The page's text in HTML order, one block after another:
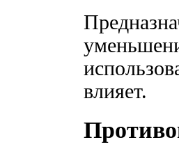
влияет.